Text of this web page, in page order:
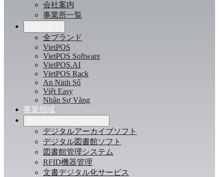
会社案内
事業所一覧
全ブランド
VietPOS
VietPOS Software
VietPOS.AI
VietPOS Rack
An Ninh Số
Việt Easy
Nhân Sự Vàng
事業領域
デジタルアーカイブソフト
デジタル図書館ソフト
図書館管理システム
RFID機器管理
文書デジタル化サービス